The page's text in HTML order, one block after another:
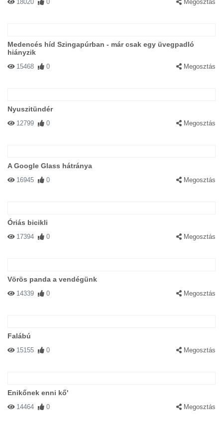
18020 0 Megosztás
Medencés híd Szingapúrban - már csak egy üvegpadló
hiányzik
15468 0 Megosztás
Nyuszitündér
12799 0 Megosztás
A Google Glass hátránya
16945 0 Megosztás
Óriás bicikli
17394 0 Megosztás
Vörös panda a vendégünk
14339 0 Megosztás
Falábú
15155 0 Megosztás
Enikőnek enni kő'
14464 0 Megosztás